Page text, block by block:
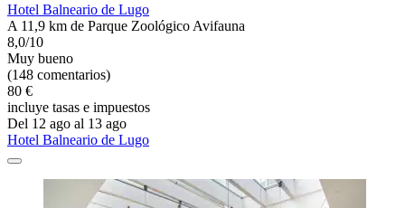
Hotel Balneario de Lugo
A 11,9 km de Parque Zoológico Avifauna
8,0/10
Muy bueno
(148 comentarios)
80 €
incluye tasas e impuestos
Del 12 ago al 13 ago
Hotel Balneario de Lugo